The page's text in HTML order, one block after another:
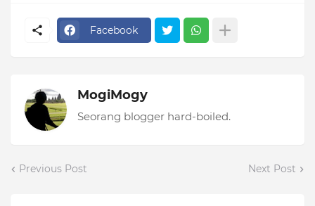
Facebook
MogiMogy
Seorang blogger hard-boiled.
Previous Post Next Post